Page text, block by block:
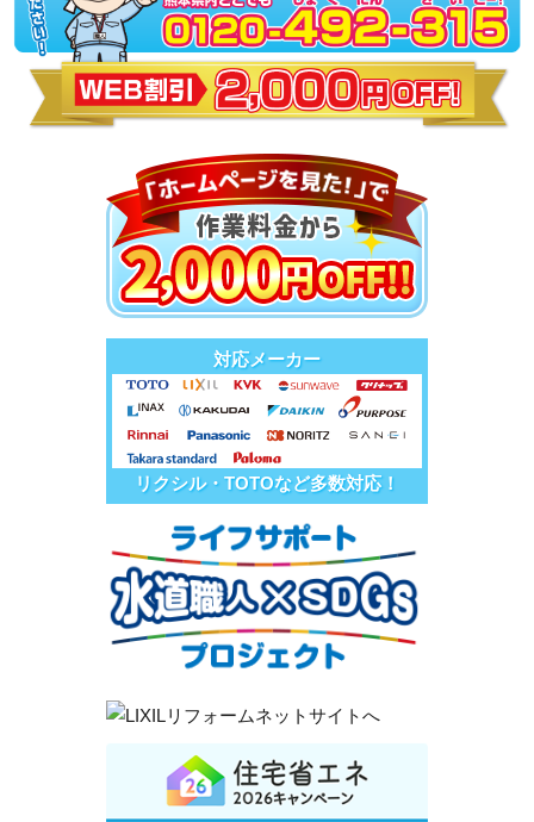
対応メーカー
リクシル・TOTOなど多数対応！